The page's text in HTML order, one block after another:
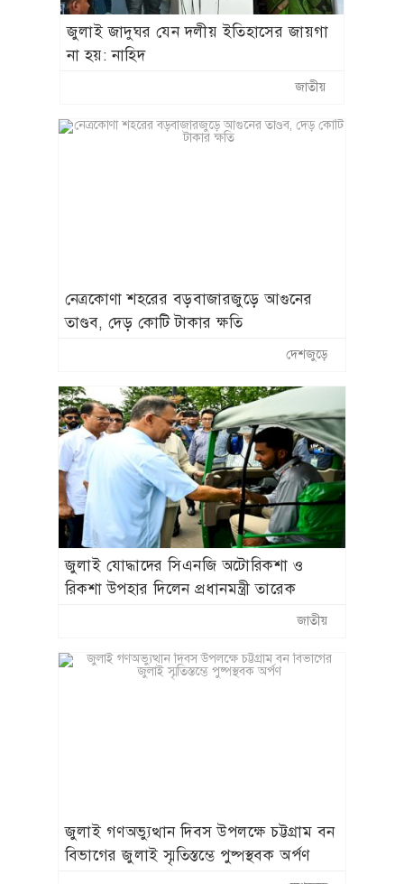
জুলাই জাদুঘর যেন দলীয় ইতিহাসের জায়গা
না হয়: নাহিদ
জাতীয়
নেত্রকোণা শহরের বড়বাজারজুড়ে আগুনের
তাণ্ডব, দেড় কোটি টাকার ক্ষতি
দেশজুড়ে
জুলাই যোদ্ধাদের সিএনজি অটোরিকশা ও
রিকশা উপহার দিলেন প্রধানমন্ত্রী তারেক
জাতীয়
জুলাই গণঅভ্যুত্থান দিবস উপলক্ষে চট্টগ্রাম বন
বিভাগের জুলাই স্মৃতিস্তম্ভে পুষ্পস্থবক অর্পণ